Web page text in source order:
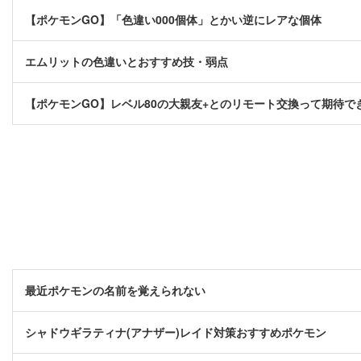
【ポケモンGO】「色違い000個体」とかい逆にレアな個体
エムリットの色違いとおすすめ技・弱点
【ポケモンGO】レベル80の大親友+とのリモート交換って期待で
最近ポケモンの名前を覚えられない
シャドウギラティナ(アナザー)レイド対策おすすめポケモン